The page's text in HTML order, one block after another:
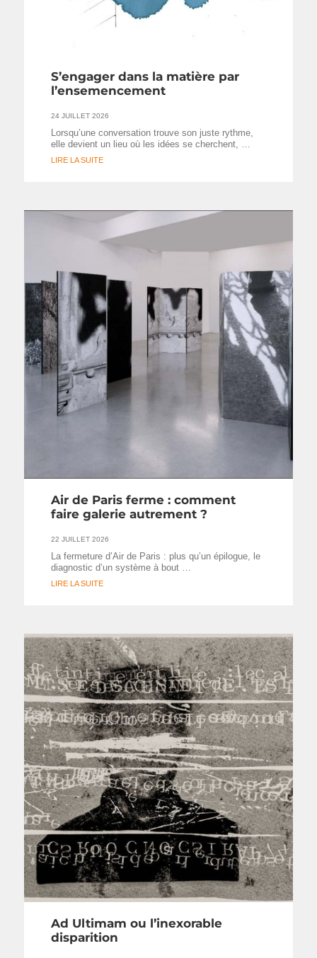
S’engager dans la matière par
l’ensemencement
24 JUILLET 2026
Lorsqu’une conversation trouve son juste rythme,
elle devient un lieu où les idées se cherchent, …
LIRE LA SUITE
Air de Paris ferme : comment
faire galerie autrement ?
22 JUILLET 2026
La fermeture d’Air de Paris : plus qu’un épilogue, le
diagnostic d’un système à bout …
LIRE LA SUITE
Ad Ultimam ou l’inexorable
disparition